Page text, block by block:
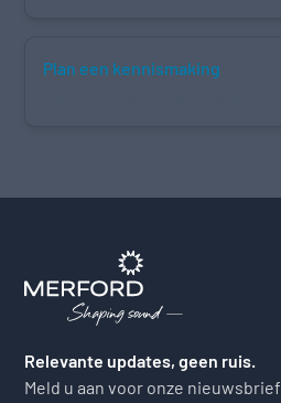
Plan een kennismaking
Relevante updates, geen ruis.
Meld u aan voor onze nieuwsbrief.